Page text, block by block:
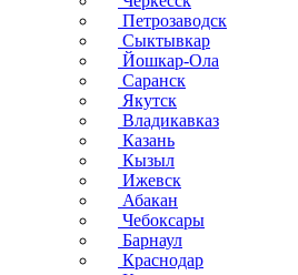
Петрозаводск
Сыктывкар
Йошкар-Ола
Саранск
Якутск
Владикавказ
Казань
Кызыл
Ижевск
Абакан
Чебоксары
Барнаул
Краснодар